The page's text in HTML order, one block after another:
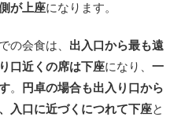
が上座になります。
の会食は、 出入口から最も遠
口近くの席は下座になり、 一
。
円卓の場合も出入り口から
入口に近づくにつれて下座と